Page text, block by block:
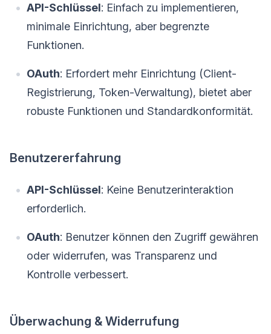
API-Schlüssel: Einfach zu implementieren,
minimale Einrichtung, aber begrenzte
Funktionen.
OAuth: Erfordert mehr Einrichtung (Client-
Registrierung, Token-Verwaltung), bietet aber
robuste Funktionen und Standardkonformität.
Benutzererfahrung
API-Schlüssel: Keine Benutzerinteraktion
erforderlich.
OAuth: Benutzer können den Zugriff gewähren
oder widerrufen, was Transparenz und
Kontrolle verbessert.
Überwachung & Widerrufung